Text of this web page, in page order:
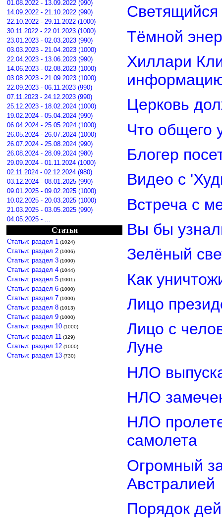
01.08.2022 - 13.09.2022 (990)
14.09.2022 - 21.10.2022 (990)
22.10.2022 - 29.11.2022 (1000)
30.11.2022 - 22.01.2023 (1000)
23.01.2023 - 02.03.2023 (990)
03.03.2023 - 21.04.2023 (1000)
22.04.2023 - 13.06.2023 (990)
14.06.2023 - 02.08.2023 (1000)
03.08.2023 - 21.09.2023 (1000)
22.09.2023 - 06.11.2023 (990)
07.11.2023 - 24.12.2023 (990)
25.12.2023 - 18.02.2024 (1000)
19.02.2024 - 05.04.2024 (990)
06.04.2024 - 25.05.2024 (1000)
26.05.2024 - 26.07.2024 (1000)
26.07.2024 - 25.08.2024 (990)
26.08.2024 - 28.09.2024 (980)
29.09.2024 - 01.11.2024 (1000)
02.11.2024 - 02.12.2024 (980)
03.12.2024 - 08.01.2025 (990)
09.01.2025 - 09.02.2025 (1000)
10.02.2025 - 20.03.2025 (1000)
21.03.2025 - 03.05.2025 (990)
04.05.2025 - ...
Статьи
Статьи: раздел 1 (1024)
Статьи: раздел 2 (1006)
Статьи: раздел 3 (1000)
Статьи: раздел 4 (1044)
Статьи: раздел 5 (1001)
Статьи: раздел 6 (1000)
Статьи: раздел 7 (1000)
Статьи: раздел 8 (1013)
Статьи: раздел 9 (1000)
Статьи: раздел 10 (1000)
Статьи: раздел 11 (329)
Статьи: раздел 12 (1000)
Статьи: раздел 13 (730)
Светящийся
Тёмной
Хиллари
Церковь
Что общего
Блогер
Видео с
Встреча с
Вы бы
Зелёный
Как
Лицо
Лицо с
Луне
НЛО
НЛО
НЛО
самолета
Огромный
Австралией
Порядок